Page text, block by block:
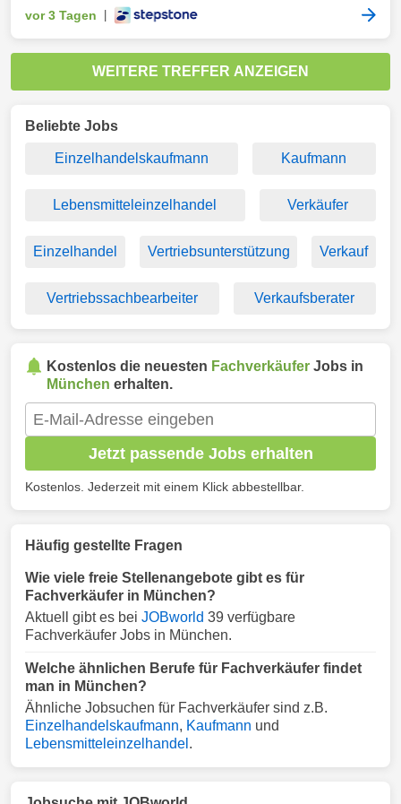
vor 3 Tagen
WEITERE TREFFER ANZEIGEN
Beliebte Jobs
Einzelhandelskaufmann Kaufmann
Lebensmitteleinzelhandel Verkäufer
Einzelhandel Vertriebsunterstützung Verkauf
Vertriebssachbearbeiter Verkaufsberater
Kostenlos die neuesten Fachverkäufer Jobs in
München erhalten.
Jetzt passende Jobs erhalten
Kostenlos. Jederzeit mit einem Klick abbestellbar.
Häufig gestellte Fragen
Wie viele freie Stellenangebote gibt es für
Fachverkäufer in München?
Aktuell gibt es bei JOBworld 39 verfügbare
Fachverkäufer Jobs in München.
Welche ähnlichen Berufe für Fachverkäufer findet
man in München?
Ähnliche Jobsuchen für Fachverkäufer sind z.B.
Einzelhandelskaufmann, Kaufmann und
Lebensmitteleinzelhandel .